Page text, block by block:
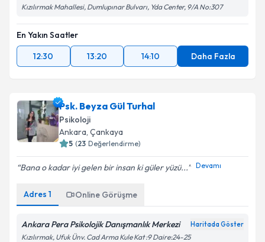
Kızılırmak Mahallesi, Dumlupınar Bulvarı, Yda Center, 9/A No:307
En Yakın Saatler
12:30
13:20 14:10 Daha Fazla
Psk. Beyza Gül Turhal
Psikoloji
Ankara, Çankaya
5 (23 Değerlendirme)
Bana o kadar iyi gelen bir insan ki güler yüzü... Devamı
Adres 1 Online Görüşme
Ankara Pera Psikolojik Danışmanlık Merkezi Haritada Göster
Kızılırmak, Ufuk Ünv. Cad Arma Kule Kat :9 Daire:24-25